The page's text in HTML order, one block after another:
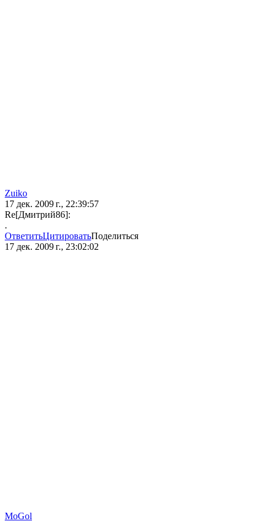
Zuiko
17 дек. 2009 г., 22:39:57
Re[Дмитрий86]:
.
ОтветитьЦитироватьПоделиться
17 дек. 2009 г., 23:02:02
MoGol